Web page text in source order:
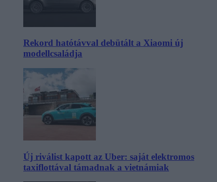
Rekord hatótávval debütált a Xiaomi új
modellcsaládja
Új riválist kapott az Uber: saját elektromos
taxiflottával támadnak a vietnámiak